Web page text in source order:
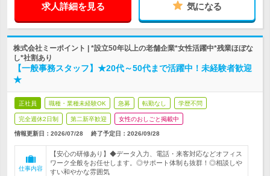
求人詳細を見る 気になる
株式会社ミーポイント | *設立50年以上の老舗企業*女性活躍中*残業ほぼな
し*社割あり
【一般事務スタッフ】★20代～50代まで活躍中！未経験者歓迎
★
正社員 職種・業種未経験OK 急募 転勤なし 学歴不問
完全週休2日制 第二新卒歓迎 女性のおしごと掲載中
情報更新日：2026/07/28 終了予定日： 2026/09/28
仕事内容
【安心の研修あり】◆データ入力、電話・来客対応などオフィス
ワーク全般をお任せします。◎サポート体制も抜群！◎相談しや
すい和やかな雰囲気